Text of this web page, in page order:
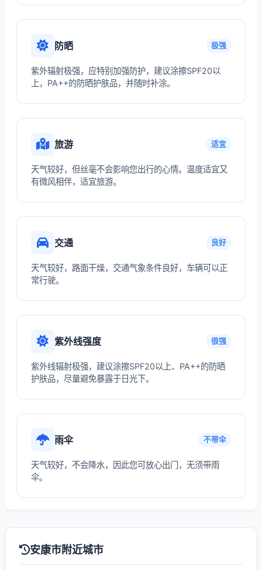
防晒 极强
紫外辐射极强，应特别加强防护，建议涂擦SPF20以
上，PA++的防晒护肤品，并随时补涂。
旅游 适宜
天气较好，但丝毫不会影响您出行的心情。温度适宜又
有微风相伴，适宜旅游。
交通 良好
天气较好，路面干燥，交通气象条件良好，车辆可以正
常行驶。
紫外线强度 很强
紫外线辐射极强，建议涂擦SPF20以上、PA++的防晒
护肤品，尽量避免暴露于日光下。
雨伞 不带伞
天气较好，不会降水，因此您可放心出门，无须带雨
伞。
安康市附近城市